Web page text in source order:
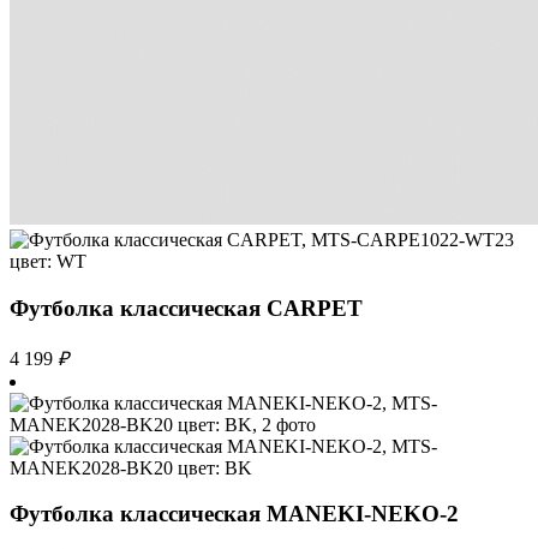
Футболка классическая CARPET
4 199 ₽
Футболка классическая MANEKI-NEKO-2